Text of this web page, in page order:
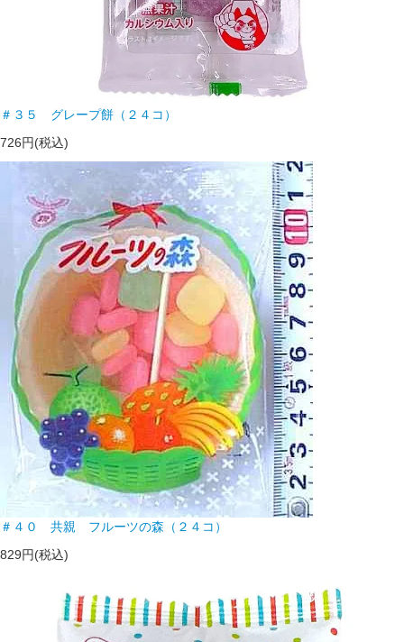
＃３５ グレープ餅（２４コ）
726円(税込)
＃４０ 共親 フルーツの森（２４コ）
829円(税込)